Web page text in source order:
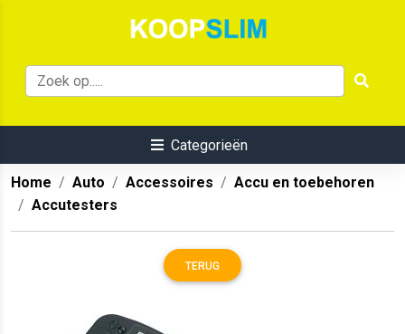
Categorieën
Home Auto Accessoires
Accu en toebehoren
Accutesters
TERUG